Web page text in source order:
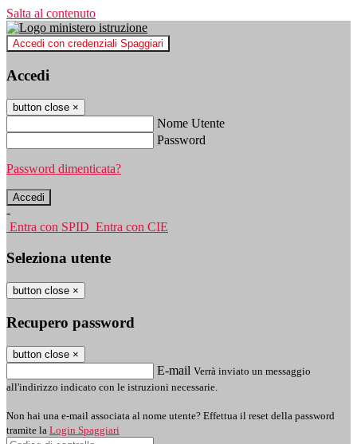
Salta al contenuto
Accedi con credenziali Spaggiari
Accedi
button close ×
Nome Utente
Password
Password dimenticata?
-
Entra con SPID Entra con CIE
Seleziona utente
button close ×
Recupero password
button close ×
E-mail Verrà inviato un messaggio
all'indirizzo indicato con le istruzioni necessarie.
Non hai una e-mail associata al nome utente? Effettua il reset della password
tramite la Login Spaggiari